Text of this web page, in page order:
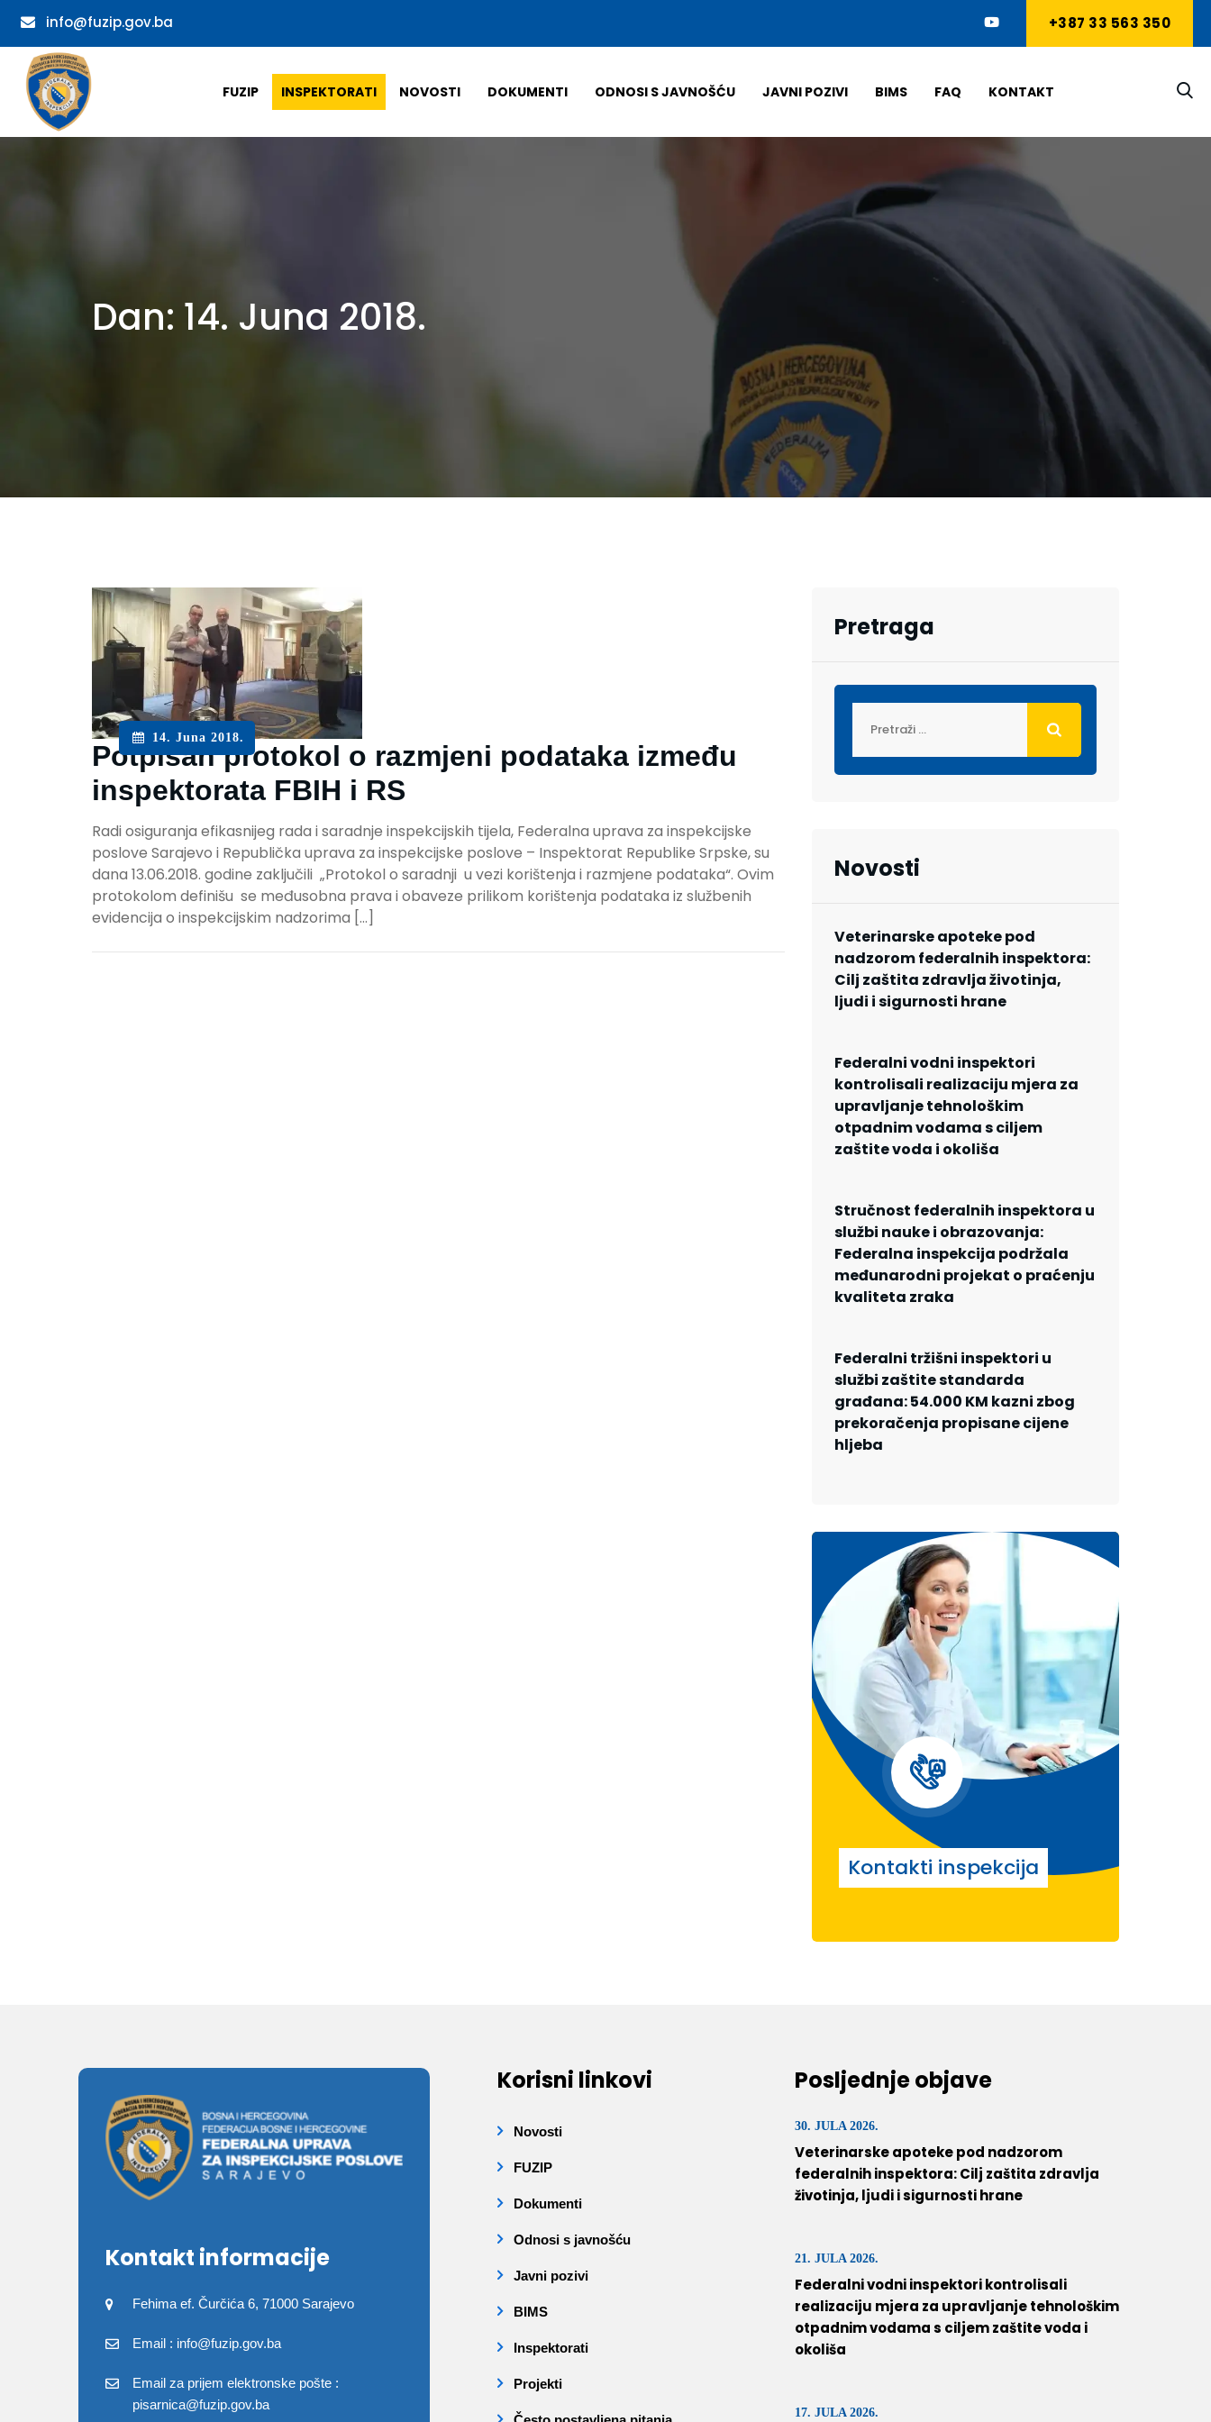
info@fuzip.gov.ba +387 33 563 350
FUZIP INSPEKTORATI NOVOSTI DOKUMENTI ODNOSI S JAVNOŠĆU JAVNI POZIVI BIMS FAQ KONTAKT
Dan: 14. Juna 2018.
14. Juna 2018.
Potpisan protokol o razmjeni podataka između
inspektorata FBIH i RS
Radi osiguranja efikasnijeg rada i saradnje inspekcijskih tijela, Federalna uprava za inspekcijske
poslove Sarajevo i Republička uprava za inspekcijske poslove – Inspektorat Republike Srpske, su
dana 13.06.2018. godine zaključili „Protokol o saradnji u vezi korištenja i razmjene podataka“. Ovim
protokolom definišu se međusobna prava i obaveze prilikom korištenja podataka iz službenih
evidencija o inspekcijskim nadzorima […]
Pretraga
Novosti
Veterinarske apoteke pod
nadzorom federalnih inspektora:
Cilj zaštita zdravlja životinja,
ljudi i sigurnosti hrane
Federalni vodni inspektori
kontrolisali realizaciju mjera za
upravljanje tehnološkim
otpadnim vodama s ciljem
zaštite voda i okoliša
Stručnost federalnih inspektora u
službi nauke i obrazovanja:
Federalna inspekcija podržala
međunarodni projekat o praćenju
kvaliteta zraka
Federalni tržišni inspektori u
službi zaštite standarda
građana: 54.000 KM kazni zbog
prekoračenja propisane cijene
hljeba
Kontakti inspekcija
Kontakt informacije
Fehima ef. Čurčića 6, 71000 Sarajevo
Email : info@fuzip.gov.ba
Email za prijem elektronske pošte :
pisarnica@fuzip.gov.ba
Korisni linkovi
Novosti
FUZIP
Dokumenti
Odnosi s javnošću
Javni pozivi
BIMS
Inspektorati
Projekti
Posljednje objave
30. JULA 2026.
Veterinarske apoteke pod nadzorom
federalnih inspektora: Cilj zaštita zdravlja
životinja, ljudi i sigurnosti hrane
21. JULA 2026.
Federalni vodni inspektori kontrolisali
realizaciju mjera za upravljanje tehnološkim
otpadnim vodama s ciljem zaštite voda i
okoliša
17. JULA 2026.